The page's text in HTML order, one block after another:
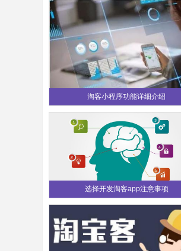
淘客小程序功能详细介绍
选择开发淘客app注意事项